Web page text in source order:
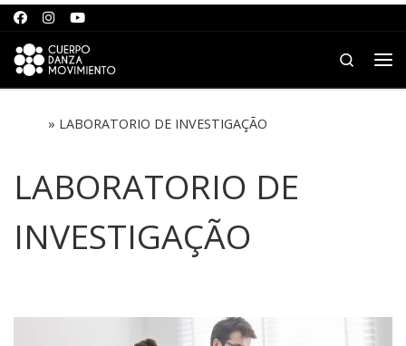
Saltar para o conteúdo
Search
» LABORATORIO DE INVESTIGAÇÃO
LABORATORIO DE
INVESTIGAÇÃO